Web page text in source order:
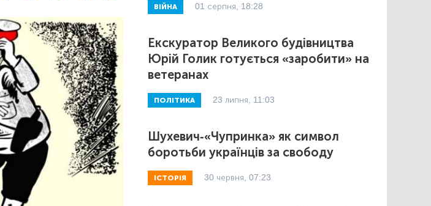
ВІЙНА 01 серпня, 18:28
Екскуратор Великого будівництва
Юрій Голик готується «заробити» на
ветеранах
ПОЛІТИКА 23 липня, 11:03
Шухевич-«Чупринка» як символ
боротьби українців за свободу
ІСТОРІЯ 30 червня, 07:23